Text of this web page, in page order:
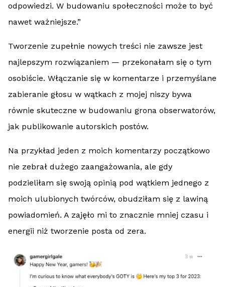
odpowiedzi. W budowaniu społeczności może to być
nawet ważniejsze.”
Tworzenie zupełnie nowych treści nie zawsze jest
najlepszym rozwiązaniem — przekonałam się o tym
osobiście. Włączanie się w komentarze i przemyślane
zabieranie głosu w wątkach z mojej niszy bywa
równie skuteczne w budowaniu grona obserwatorów,
jak publikowanie autorskich postów.
Na przykład jeden z moich komentarzy początkowo
nie zebrał dużego zaangażowania, ale gdy
podzieliłam się swoją opinią pod wątkiem jednego z
moich ulubionych twórców, obudziłam się z lawiną
powiadomień. A zajęło mi to znacznie mniej czasu i
energii niż tworzenie posta od zera.